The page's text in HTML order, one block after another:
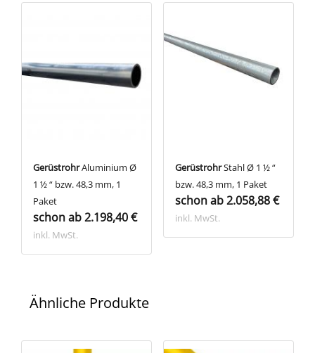
GerüstrohrAluminium Ø
1 ½ “ bzw. 48,3 mm, 1
Paket
schon ab 2.198,40 €
inkl. MwSt.
GerüstrohrStahl Ø 1 ½ “
bzw. 48,3 mm, 1 Paket
schon ab 2.058,88 €
inkl. MwSt.
Ähnliche Produkte